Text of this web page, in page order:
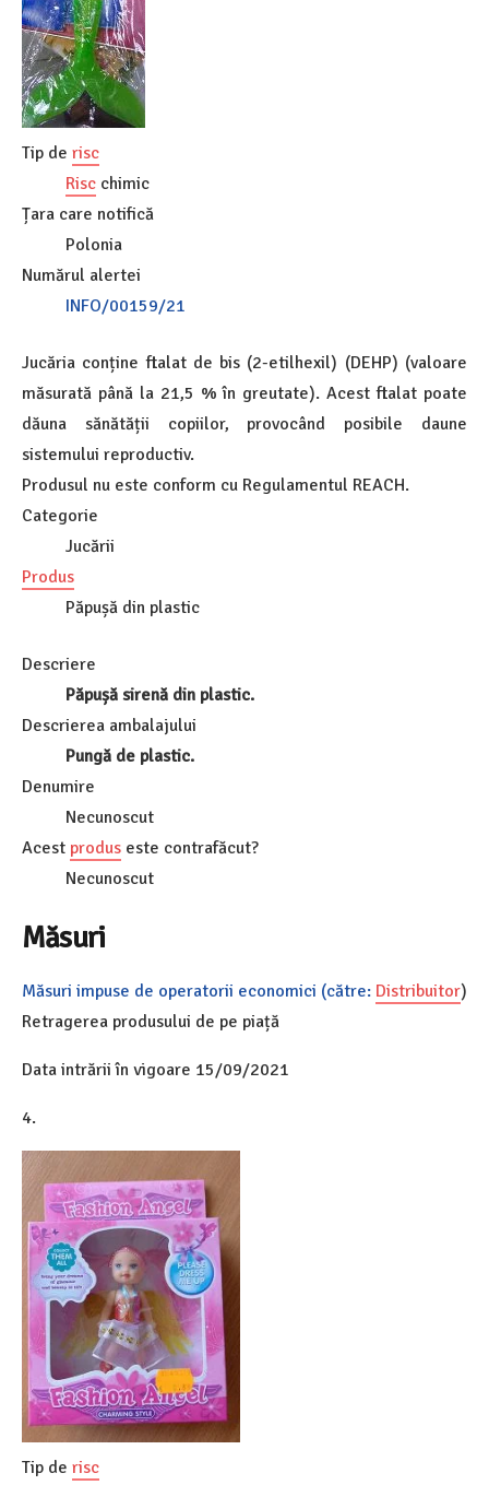
Tip de risc
Risc chimic
Țara care notifică
Polonia
Numărul alertei
INFO/00159/21
Jucăria conține ftalat de bis (2-etilhexil) (DEHP) (valoare
măsurată până la 21,5 % în greutate). Acest ftalat poate
dăuna sănătății copiilor, provocând posibile daune
sistemului reproductiv.
Produsul nu este conform cu Regulamentul REACH.
Categorie
Jucării
Produs
Păpușă din plastic
Descriere
Păpușă sirenă din plastic.
Descrierea ambalajului
Pungă de plastic.
Denumire
Necunoscut
Acest produs este contrafăcut?
Necunoscut
Măsuri
Măsuri impuse de operatorii economici (către: Distribuitor)
Retragerea produsului de pe piață
Data intrării în vigoare 15/09/2021
4.
Tip de risc